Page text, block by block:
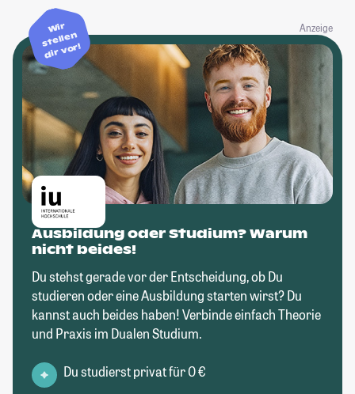
Anzeige
Wir
stellen
dir vor!
Ausbildung oder Studium? Warum
nicht beides!
Du stehst gerade vor der Entscheidung, ob Du
studieren oder eine Ausbildung starten wirst? Du
kannst auch beides haben! Verbinde einfach Theorie
und Praxis im Dualen Studium.
Du studierst privat für 0 €